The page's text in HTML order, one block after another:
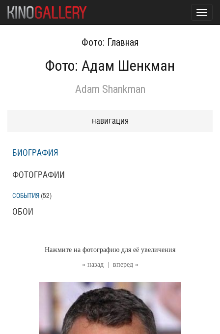
Фото: Главная
Фото: Адам Шенкман
Adam Shankman
« назад вперед »
Нажмите на фотографию для её увеличения
навигация
БИОГРАФИЯ
ФОТОГРАФИИ
СОБЫТИЯ (52)
ОБОИ